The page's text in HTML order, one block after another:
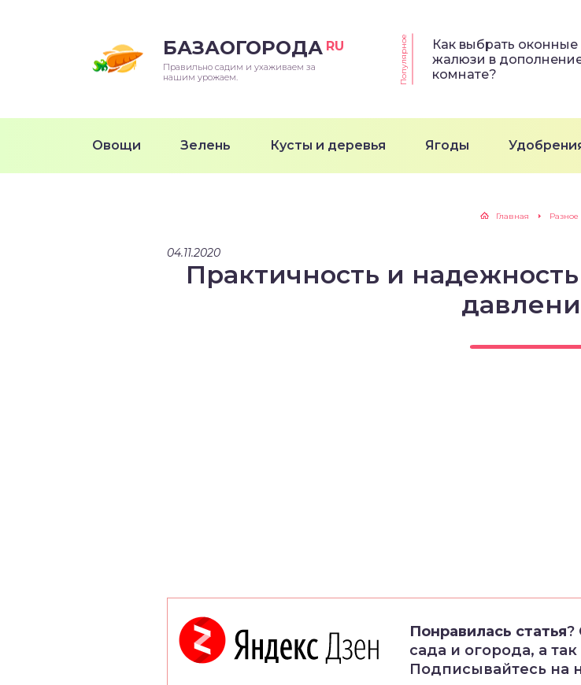
БАЗАОГОРОДА RU
Правильно садим и ухаживаем за
нашим урожаем.
Популярное
Как выбрать оконные
жалюзи в
комнате?
Овощи Зелень Кусты и деревья Ягоды
Главная Разное
04.11.2020
Практичность и
Понравилась статья?
сада и огорода, а
Подписывайтесь на